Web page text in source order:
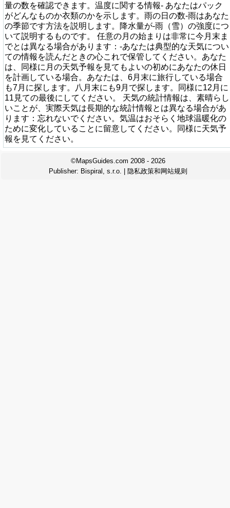
量の数を確認できます。温度に関する情報- あなたはパック
がどんなものか衣類のかを示します。雨の日の数-雨はあなた
の季節です方法を説明します。降水量が-雨（雪）の強度につ
いて説明するものです。 任意の月の始まりは非常に今月末ま
でとは異なる場合があります：-あなたは典型的な天気につい
ての情報を読んだときの心これで保管してください。あなた
は、同様に月の天気予報を見てもよいの初めにあなたの休日
を計画している場合。あなたは、6月末に旅行している場合
も7月に探します。八月末にも9月で探します。同様に12月に
11見ての最後にしてください。 天気の統計情報は、素晴らし
いことが、実際天気は長期的な統計情報とは異なる場合があ
ります：忘れないでください。気温はおそらく地球温暖化の
ために変化していることに留意してください。同様に天気予
報を見てください。
©MapsGuides.com 2008 - 2026
Publisher: Bispiral, s.r.o. 隐私政策和网站规则